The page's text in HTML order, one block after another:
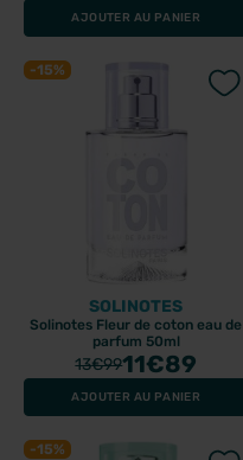
AJOUTER AU PANIER
-15%
SOLINOTES
Solinotes Fleur de coton eau de
parfum 50ml
13€9911€89
AJOUTER AU PANIER
-15%